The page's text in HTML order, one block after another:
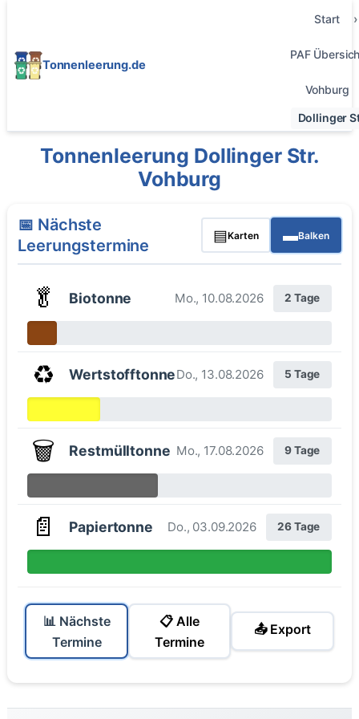
Tonnenleerung.de
Start
PAF
Vohburg
Dollinger
Tonnenleerung Dollinger Str.
Vohburg
📅 Nächste
Leerungstermine
▤Karten ▬Balken
🥬 Biotonne Mo., 10.08.2026 2 Tage
♻️ WertstofftonneDo., 13.08.2026 5 Tage
🗑️ Restmülltonne Mo., 17.08.2026 9 Tage
📄 Papiertonne Do., 03.09.2026 26 Tage
📊 Nächste
Termine
📋 Alle
Termine
📤 Export